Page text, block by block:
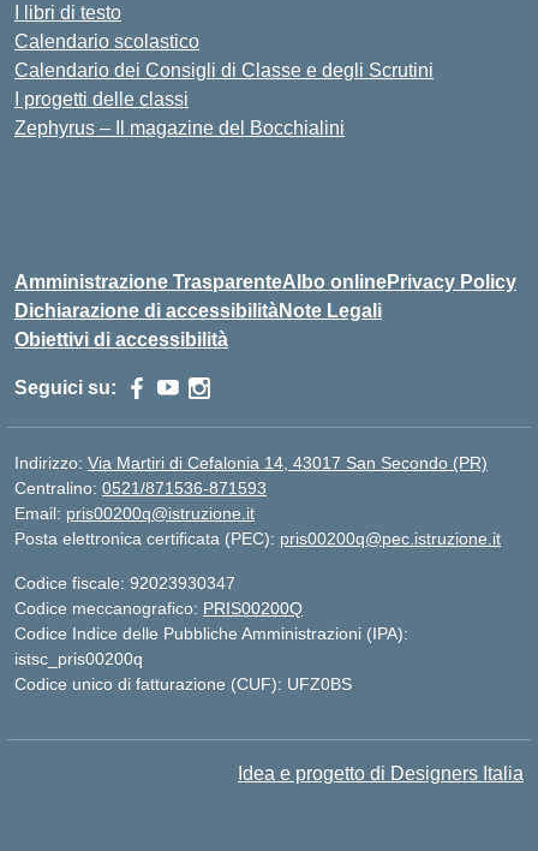
I libri di testo
Calendario scolastico
Calendario dei Consigli di Classe e degli Scrutini
I progetti delle classi
Zephyrus – Il magazine del Bocchialini
Amministrazione TrasparenteAlbo onlinePrivacy Policy
Dichiarazione di accessibilitàNote Legali
Obiettivi di accessibilità
Seguici su:
Indirizzo: Via Martiri di Cefalonia 14, 43017 San Secondo (PR)
Centralino: 0521/871536-871593
Email: pris00200q@istruzione.it
Posta elettronica certificata (PEC): pris00200q@pec.istruzione.it
Codice fiscale: 92023930347
Codice meccanografico: PRIS00200Q
Codice Indice delle Pubbliche Amministrazioni (IPA):
istsc_pris00200q
Codice unico di fatturazione (CUF): UFZ0BS
Idea e progetto di Designers Italia